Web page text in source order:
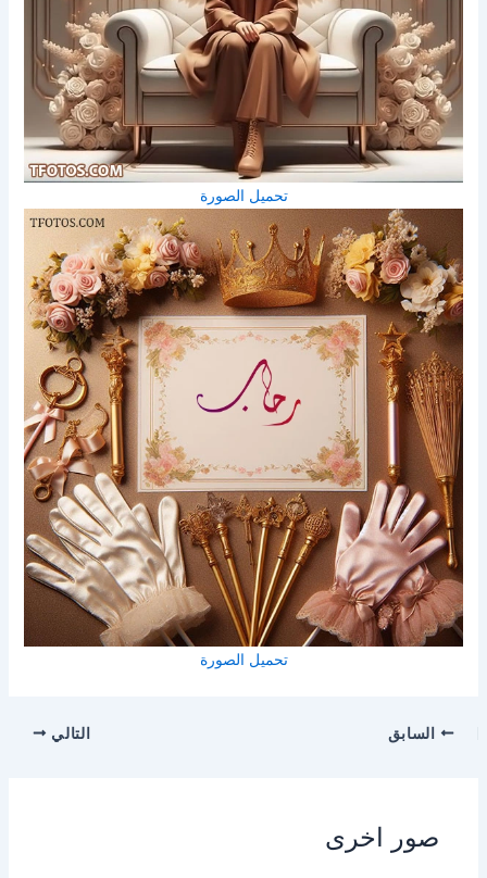
تحميل الصورة
تحميل الصورة
السابق التالي
صور اخرى